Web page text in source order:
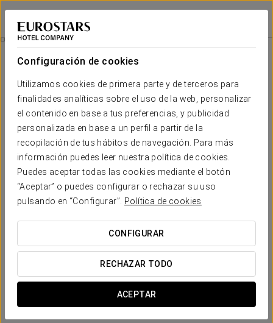
Configuración de cookies
Utilizamos cookies de primera parte y de terceros para
finalidades analíticas sobre el uso de la web, personalizar
el contenido en base a tus preferencias, y publicidad
personalizada en base a un perfil a partir de la
recopilación de tus hábitos de navegación. Para más
información puedes leer nuestra política de cookies.
Puedes aceptar todas las cookies mediante el botón
“Aceptar” o puedes configurar o rechazar su uso
pulsando en “Configurar”.
Política de cookies
CONFIGURAR
RECHAZAR TODO
ACEPTAR
Eurostars Puerta Real
GRANADA
¡celebra Con Nosotros!
40 €
¡Celebra con nosotros!
La mejor forma de sorprender a esa persona especial es
con un cumpleaños inolvidable.
Una experiencia intima con detalles que enamoran en
vuestra propia habitación. Sin preocupaciones, desde el
Eurostars Puerta Real nos encargamos de todo.